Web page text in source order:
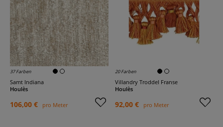
37 Farben
Samt Indiana
Houlès
106,00 € pro Meter
20 Farben
Villandry Troddel Franse
Houlès
92,00 € pro Meter